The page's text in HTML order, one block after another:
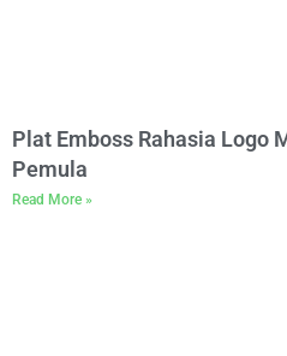
Plat Emboss Rahasia Logo
Pemula
Read More »